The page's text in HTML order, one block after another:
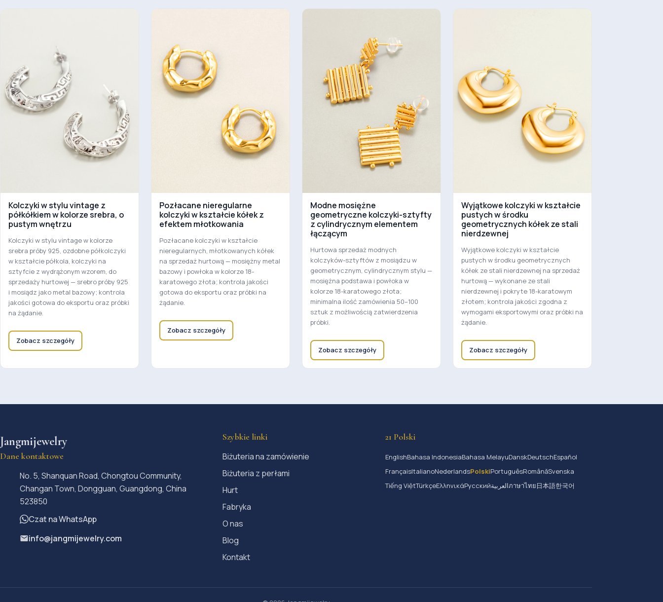
Kolczyki w stylu vintage z
półkółkiem w kolorze srebra, o
pustym wnętrzu
Kolczyki w stylu vintage w kolorze
srebra próby 925, ozdobne półkolczyki
w kształcie półkola, kolczyki na
sztyfcie z wydrążonym wzorem, do
sprzedaży hurtowej — srebro próby 925
i mosiądz jako metal bazowy; kontrola
jakości gotowa do eksportu oraz próbki
na żądanie.
Zobacz szczegóły
Pozłacane nieregularne
kolczyki w kształcie kółek z
efektem młotkowania
Pozłacane kolczyki w kształcie
nieregularnych, młotkowanych kółek
na sprzedaż hurtową — mosiężny metal
bazowy i powłoka w kolorze 18-
karatowego złota; kontrola jakości
gotowa do eksportu oraz próbki na
żądanie.
Zobacz szczegóły
Modne mosiężne
geometryczne kolczyki-sztyfty
z cylindrycznym elementem
łączącym
Hurtowa sprzedaż modnych
kolczyków-sztyftów z mosiądzu w
geometrycznym, cylindrycznym stylu —
mosiężna podstawa i powłoka w
kolorze 18-karatowego złota;
minimalna ilość zamówienia 50–100
sztuk z możliwością zatwierdzenia
próbki.
Zobacz szczegóły
Wyjątkowe kolczyki w kształcie
pustych w środku
geometrycznych kółek ze stali
nierdzewnej
Wyjątkowe kolczyki w kształcie
pustych w środku geometrycznych
kółek ze stali nierdzewnej na sprzedaż
hurtową — wykonane ze stali
nierdzewnej i pokryte 18-karatowym
złotem; kontrola jakości zgodna z
wymogami eksportowymi oraz próbki na
żądanie.
Zobacz szczegóły
Jangmijewelry
Dane kontaktowe
No. 5, Shanquan Road, Chongtou Community,
Changan Town, Dongguan, Guangdong, China
523850
Czat na WhatsApp
info@jangmijewelry.com
Szybkie linki
Biżuteria na zamówienie
Biżuteria z perłami
Hurt
Fabryka
O nas
Blog
Kontakt
21 Polski
EnglishBahasa IndonesiaBahasa MelayuDanskDeutschEspañol
FrançaisItalianoNederlandsPolskiPortuguêsRomânăSvenska
Tiếng ViệtTürkçeΕλληνικάРусскийالعربيةภาษาไทย日本語한국어